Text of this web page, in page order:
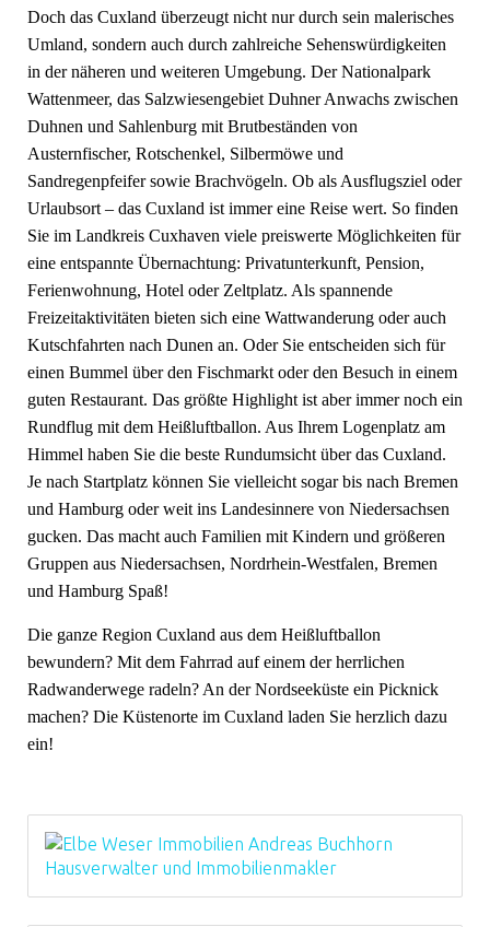
Doch das Cuxland überzeugt nicht nur durch sein malerisches
Umland, sondern auch durch zahlreiche Sehenswürdigkeiten
in der näheren und weiteren Umgebung. Der Nationalpark
Wattenmeer, das Salzwiesengebiet Duhner Anwachs zwischen
Duhnen und Sahlenburg mit Brutbeständen von
Austernfischer, Rotschenkel, Silbermöwe und
Sandregenpfeifer sowie Brachvögeln. Ob als Ausflugsziel oder
Urlaubsort – das Cuxland ist immer eine Reise wert. So finden
Sie im Landkreis Cuxhaven viele preiswerte Möglichkeiten für
eine entspannte Übernachtung: Privatunterkunft, Pension,
Ferienwohnung, Hotel oder Zeltplatz. Als spannende
Freizeitaktivitäten bieten sich eine Wattwanderung oder auch
Kutschfahrten nach Dunen an. Oder Sie entscheiden sich für
einen Bummel über den Fischmarkt oder den Besuch in einem
guten Restaurant. Das größte Highlight ist aber immer noch ein
Rundflug mit dem Heißluftballon. Aus Ihrem Logenplatz am
Himmel haben Sie die beste Rundumsicht über das Cuxland.
Je nach Startplatz können Sie vielleicht sogar bis nach Bremen
und Hamburg oder weit ins Landesinnere von Niedersachsen
gucken. Das macht auch Familien mit Kindern und größeren
Gruppen aus Niedersachsen, Nordrhein-Westfalen, Bremen
und Hamburg Spaß!
Die ganze Region Cuxland aus dem Heißluftballon
bewundern? Mit dem Fahrrad auf einem der herrlichen
Radwanderwege radeln? An der Nordseeküste ein Picknick
machen? Die Küstenorte im Cuxland laden Sie herzlich dazu
ein!